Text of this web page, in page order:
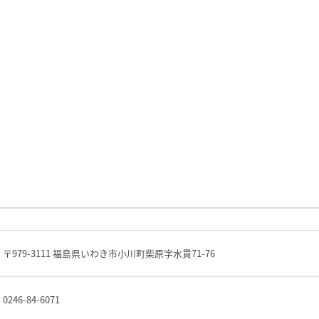
〒979-3111 福島県いわき市小川町柴原字水貫71-76
0246-84-6071